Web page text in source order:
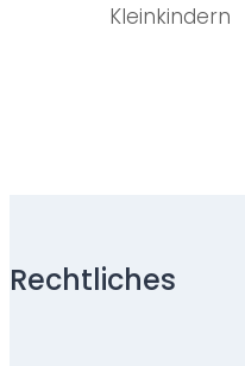
Kleinkindern
Rechtliches